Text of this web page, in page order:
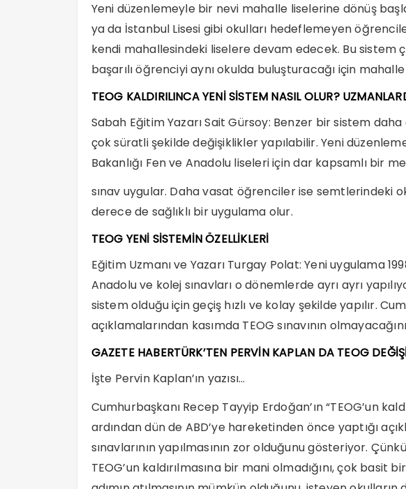
Yeni düzenlemeyle bir nevi mahalle liselerine dönüş
ya da İstanbul Lisesi gibi okulları hedeflemeyen
kendi mahallesindeki liselere devam edecek. Bu sistem
başarılı öğrenciyi aynı okulda buluşturacağı için
TEOG KALDIRILINCA YENİ SİSTEM NASIL OLUR?
Sabah Eğitim Yazarı Sait Gürsoy: Benzer bir sistem daha
çok süratli şekilde değişiklikler yapılabilir. Yeni
Bakanlığı Fen ve Anadolu liseleri için dar kapsamlı bir
sınav uygular. Daha vasat öğrenciler ise semtlerindeki
derece de sağlıklı bir uygulama olur.
TEOG YENİ SİSTEMİN ÖZELLİKLERİ
Eğitim Uzmanı ve Yazarı Turgay Polat: Yeni uygulama
Anadolu ve kolej sınavları o dönemlerde ayrı ayrı
sistem olduğu için geçiş hızlı ve kolay şekilde yapılır.
açıklamalarından kasımda TEOG sınavının
GAZETE HABERTÜRK’TEN PERVİN KAPLAN DA TEOG
İşte Pervin Kaplan’ın yazısı…
Cumhurbaşkanı Recep Tayyip Erdoğan’ın “TEOG’un
ardından dün de ABD’ye hareketinden önce yaptığı
sınavlarının yapılmasının zor olduğunu gösteriyor.
TEOG’un kaldırılmasına bir mani olmadığını, çok basit